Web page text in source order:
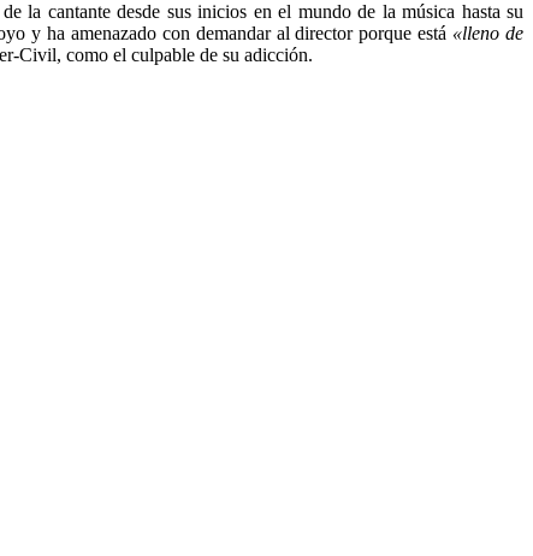
la cantante desde sus inicios en el mundo de la música hasta su
y ha amenazado con demandar al director porque está «lleno de
Civil, como el culpable de su adicción.